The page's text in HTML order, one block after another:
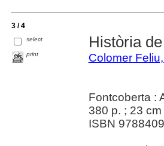
3 / 4
select
print
Història
Colomer
Fontcoberta :
380 p. ; 23 cm
ISBN